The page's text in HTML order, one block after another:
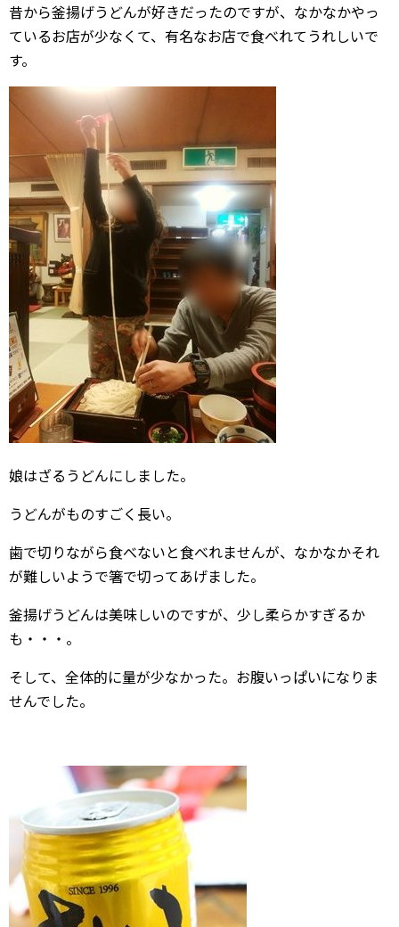
昔から釜揚げうどんが好きだったのですが、なかなかやっ
ているお店が少なくて、有名なお店で食べれてうれしいで
す。
娘はざるうどんにしました。
うどんがものすごく長い。
歯で切りながら食べないと食べれませんが、なかなかそれ
が難しいようで箸で切ってあげました。
釜揚げうどんは美味しいのですが、少し柔らかすぎるか
も・・・。
そして、全体的に量が少なかった。お腹いっぱいになりま
せんでした。